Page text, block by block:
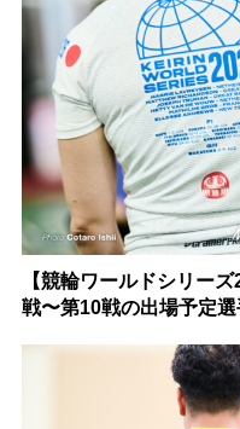
【競輪ワールドシリー
戦〜第10戦の出場予定選